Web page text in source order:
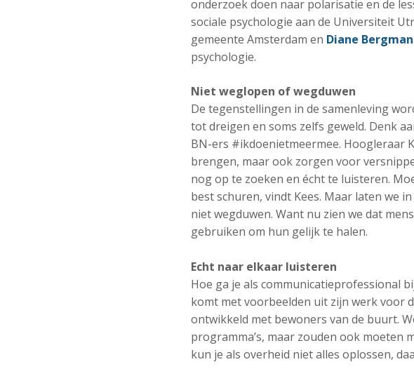
onderzoek doen naar polarisatie en de
sociale psychologie aan de Universiteit
gemeente Amsterdam en Diane Bergman
psychologie.
Niet weglopen of wegduwen
De tegenstellingen in de samenleving
tot dreigen en soms zelfs geweld. Denk
BN-ers #ikdoenietmeermee. Hoogleraar
brengen, maar ook zorgen voor
nog op te zoeken en écht te luisteren.
best schuren, vindt Kees. Maar laten we
niet wegduwen. Want nu zien we dat
gebruiken om hun gelijk te halen.
Echt naar elkaar luisteren
Hoe ga je als communicatieprofessional
komt met voorbeelden uit zijn werk voor
ontwikkeld met bewoners van de buurt.
programma’s, maar zouden ook moeten
kun je als overheid niet alles oplossen,